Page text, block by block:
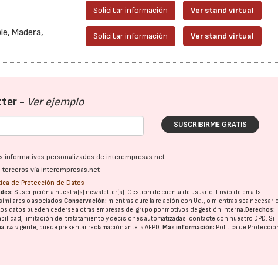
Solicitar información Ver stand virtual
Madera,
Solicitar información Ver stand virtual
- Ver ejemplo
SUSCRIBIRME GRATIS
informativos personalizados de interempresas.net
vía interempresas.net
de Protección de Datos
Suscripción a nuestra(s) newsletter(s). Gestión de cuenta de usuario. Envío de emails
o asociados.Conservación: mientras dure la relación con Ud., o mientras sea
datos pueden cederse a otras empresas del grupo por motivos de gestión interna.Derechos:
limitación del tratatamiento y decisiones automatizadas: contacte con nuestro DPD. Si
vigente, puede presentar reclamación ante laAEPD.Más información: Política de